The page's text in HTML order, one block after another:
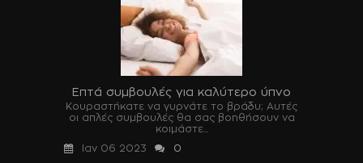
Επτά συμβουλές για καλύτερο ύπνο
Κουραστήκατε να γυρνάτε το βράδυ; Αυτές
οι απλές συμβουλές θα σας βοηθήσουν να
κοιμάστε...
Ιαν 06 2023
0